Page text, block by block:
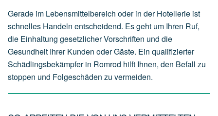
Gerade im Lebensmittelbereich oder in der Hotellerie ist
schnelles Handeln entscheidend. Es geht um Ihren Ruf,
die Einhaltung gesetzlicher Vorschriften und die
Gesundheit Ihrer Kunden oder Gäste. Ein qualifizierter
Schädlingsbekämpfer in Romrod hilft Ihnen, den Befall zu
stoppen und Folgeschäden zu vermeiden.